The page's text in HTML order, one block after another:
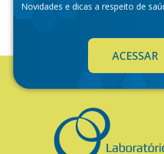
Novidades e dicas a respeito de
ACESSAR